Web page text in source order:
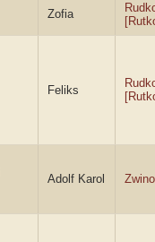
Zofia
Feliks
Adolf Karol